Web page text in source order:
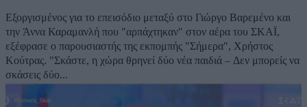
Εξοργισμένος για το επεισόδιο μεταξύ στο Γιώργο Βαρεμένο και
την Άννα Καραμανλή που "αρπάχτηκαν" στον αέρα του ΣΚΑΪ,
εξέφρασε ο παρουσιαστής της εκπομπής "Σήμερα", Χρήστος
Κούτρας. "Σκάστε, η χώρα θρηνεί δύο νέα παιδιά – Δεν μπορείς να
σκάσεις δύο...